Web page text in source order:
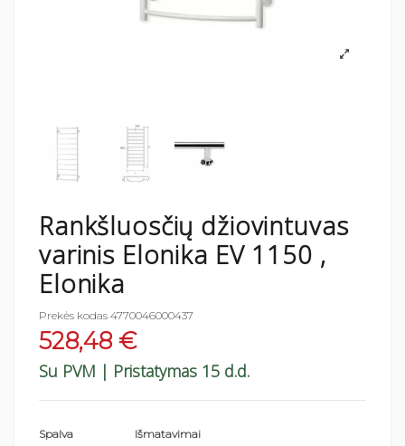
Rankšluosčių džiovintuvas
varinis Elonika EV 1150 ,
Elonika
Prekės kodas 4770046000437
528,48 €
Su PVM | Pristatymas 15 d.d.
Spalva Išmatavimai